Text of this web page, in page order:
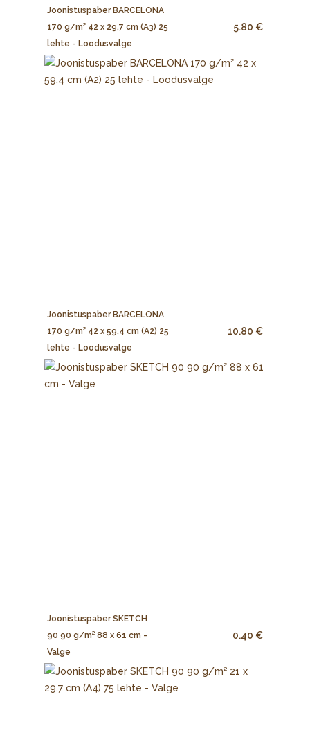
Joonistuspaber BARCELONA
170 g/m² 42 x 29,7 cm (A3) 25
lehte - Loodusvalge
5.80 €
Joonistuspaber BARCELONA
170 g/m² 42 x 59,4 cm (A2) 25
lehte - Loodusvalge
10.80 €
Joonistuspaber SKETCH
90 90 g/m² 88 x 61 cm -
Valge
0.40 €